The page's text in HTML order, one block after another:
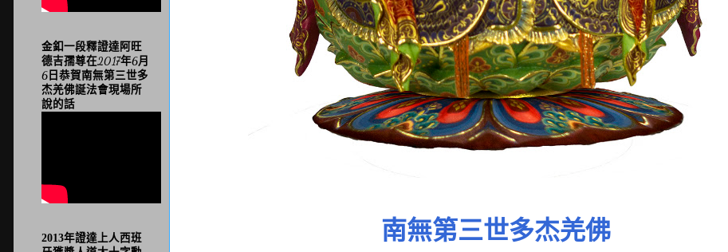
南無第三世多杰羌佛
金釦一段釋證達阿旺
德吉孺尊在2017年6月
6日恭賀南無第三世多
杰羌佛誕法會現場所
說的話
2013年證達上人西班